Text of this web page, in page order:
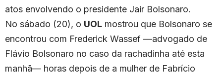
atos envolvendo o presidente Jair Bolsonaro.
No sábado (20), o UOL mostrou que Bolsonaro se
encontrou com Frederick Wassef —advogado de
Flávio Bolsonaro no caso da rachadinha até esta
manhã— horas depois de a mulher de Fabrício